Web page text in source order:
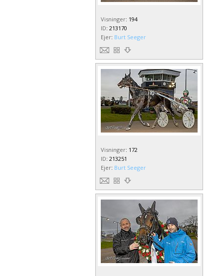
Visninger: 194
ID: 213170
Ejer: Burt Seeger
Visninger: 172
ID: 213251
Ejer: Burt Seeger